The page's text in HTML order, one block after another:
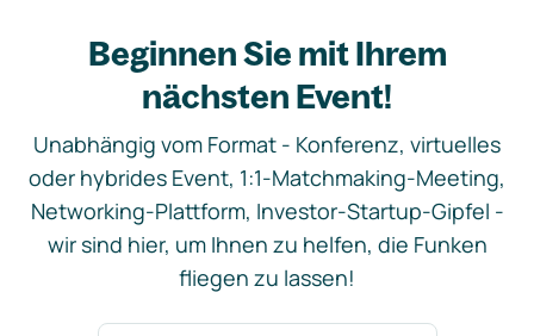
Beginnen Sie mit Ihrem
nächsten Event!
Unabhängig vom Format - Konferenz, virtuelles
oder hybrides Event, 1:1-Matchmaking-Meeting,
Networking-Plattform, Investor-Startup-Gipfel -
wir sind hier, um Ihnen zu helfen, die Funken
fliegen zu lassen!